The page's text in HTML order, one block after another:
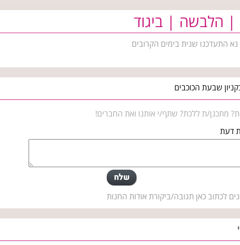
| הלבשה | ביגוד
התעדכנו שנית בימים הקרובים
שבעת הכוכבים
מתכנן/ת ללכת? שתף/י אותנו ואת החברים!
דעת
לכתוב כאן תגובה/ביקורת אודות החנות